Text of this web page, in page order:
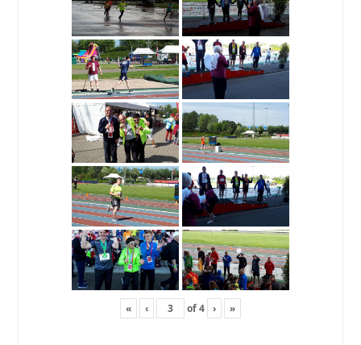
« ‹ of4 › »